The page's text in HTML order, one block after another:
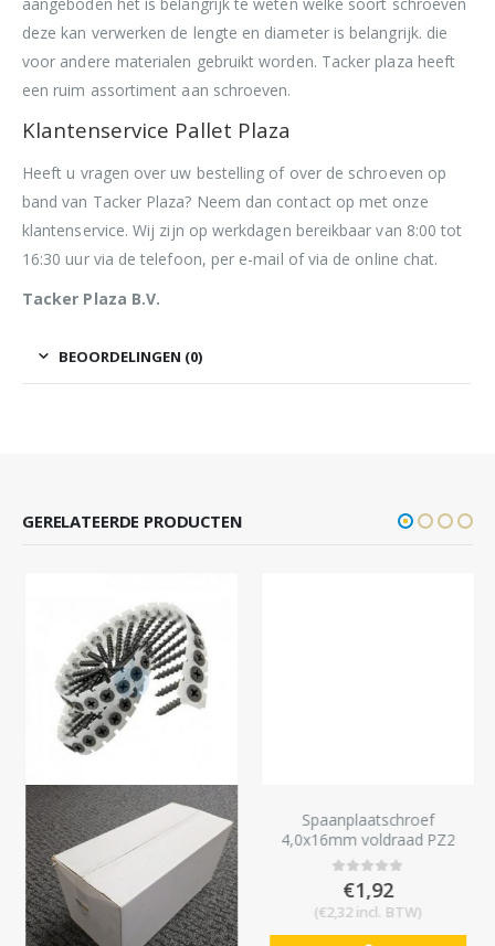
deze kan verwerken de lengte en diameter is belangrijk. die
voor andere materialen gebruikt worden. Tacker plaza heeft
een ruim assortiment aan schroeven.
Klantenservice Pallet Plaza
Heeft u vragen over uw bestelling of over de schroeven op
band van Tacker Plaza? Neem dan contact op met onze
klantenservice. Wij zijn op werkdagen bereikbaar van 8:00 tot
16:30 uur via de telefoon, per e-mail of via de online chat.
Tacker Plaza B.V.
BEOORDELINGEN (0)
GERELATEERDE PRODUCTEN
Spaanplaatschroef
4,0x16mm voldraad PZ2
Pozidrive 200 stuks
out of 5
€1,92
(€2,32incl. BTW)